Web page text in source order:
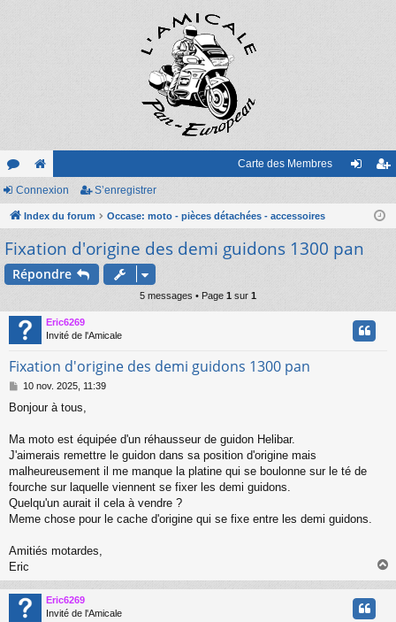
or
u
m
e
sit
e
Carte des Membres
xi
nr
Connexion S’enregistrer
Index du forum Occase: moto - pièces détachées - accessoires
Fixation d'origine des demi guidons 1300 pan
Répondre
5 messages • Page 1 sur 1
Eric6269
Invité de l'Amicale
Fixation d'origine des demi guidons 1300 pan
M
s
a
g
10 nov. 2025, 11:39
Bonjour à tous,
Ma moto est équipée d'un réhausseur de guidon Helibar.
J'aimerais remettre le guidon dans sa position d'origine mais
malheureusement il me manque la platine qui se boulonne sur le té de
fourche sur laquelle viennent se fixer les demi guidons.
Quelqu'un aurait il cela à vendre ?
Meme chose pour le cache d'origine qui se fixe entre les demi guidons.
Amitiés motardes,
Eric
a
u
Eric6269
Invité de l'Amicale